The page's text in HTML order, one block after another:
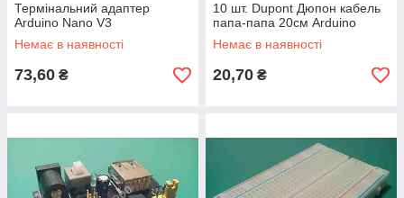
Термінальний адаптер
Arduino Nano V3
Немає в наявності
73,60 ₴
10 шт. Dupont Дюпон кабель
папа-папа 20см Arduino
Немає в наявності
20,70 ₴